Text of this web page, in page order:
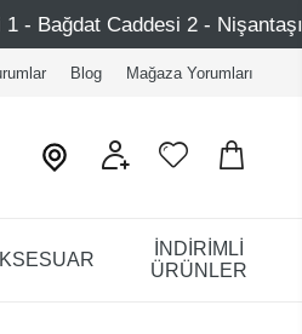
- Nişantaşı – Etiler – Ataşehir
Blog Mağaza Yorumları
İNDİRİMLİ
ÜRÜNLER